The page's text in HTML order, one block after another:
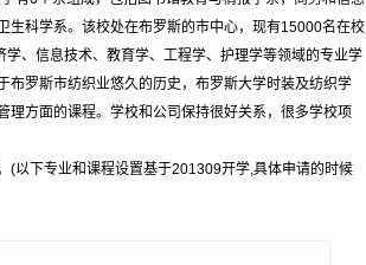
生科学系。该校处在布罗斯的市中心，现有15000名在校
、信息技术、教育学、工程学、护理学等领域的专业学
布罗斯市纺织业悠久的历史，布罗斯大学时装及纺织学
理方面的课程。学校和公司保持很好关系，很多学校项
(以下专业和课程设置基于201309开学,具体申请的时候